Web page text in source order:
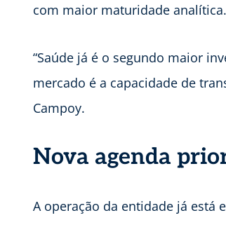
com maior maturidade analítica.
“Saúde já é o segundo maior
mercado é a capacidade de
Campoy.
Nova agenda
A operação da entidade já está